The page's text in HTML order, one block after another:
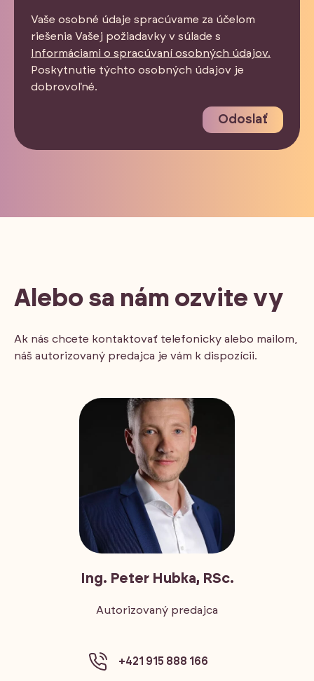
Vaše osobné údaje spracúvame za účelom
riešenia Vašej požiadavky v súlade s
Informáciami o spracúvaní osobných údajov.
Poskytnutie týchto osobných údajov je
dobrovoľné.
Odoslať
Alebo sa nám ozvite vy
Ak nás chcete kontaktovať telefonicky alebo mailom,
náš autorizovaný predajca je vám k dispozícii.
Ing. Peter Hubka, RSc.
Autorizovaný predajca
+421 915 888 166